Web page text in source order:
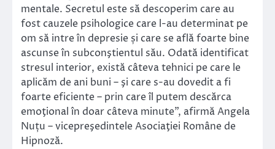
mentale. Secretul este să descoperim care au
fost cauzele psihologice care l-au determinat pe
om să intre în depresie și care se află foarte bine
ascunse în subconştientul său. Odată identificat
stresul interior, există câteva tehnici pe care le
aplicăm de ani buni – şi care s-au dovedit a fi
foarte eficiente – prin care îl putem descărca
emoţional în doar câteva minute”, afirmă Angela
Nuțu – vicepreşedintele Asociaţiei Române de
Hipnoză.